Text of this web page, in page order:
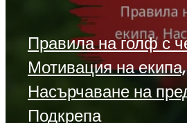
Правила на голф с
Мотивация на екипа,
Насърчаване на
Подкрепа